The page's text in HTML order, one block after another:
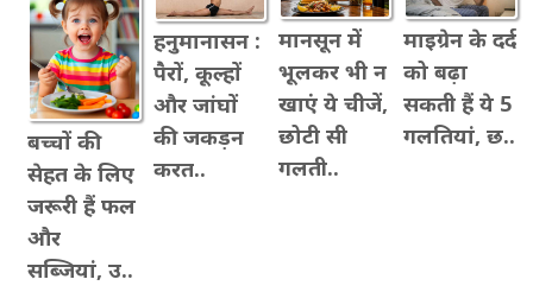
बच्चों की
सेहत के लिए
जरूरी हैं फल
और
सब्जियां, उ..
हनुमानासन :
पैरों, कूल्हों
और जांघों
की जकड़न
करत..
मानसून में
भूलकर भी न
खाएं ये चीजें,
छोटी सी
गलती..
माइग्रेन के दर्द
को बढ़ा
सकती हैं ये 5
गलतियां, छ..